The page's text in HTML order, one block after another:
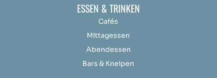
ESSEN & TRINKEN
Cafés
Mittagessen
Abendessen
Bars & Kneipen